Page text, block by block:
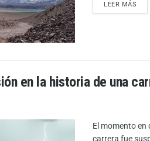
LEER MÁS
en la historia de una
El momento en
carrera fue